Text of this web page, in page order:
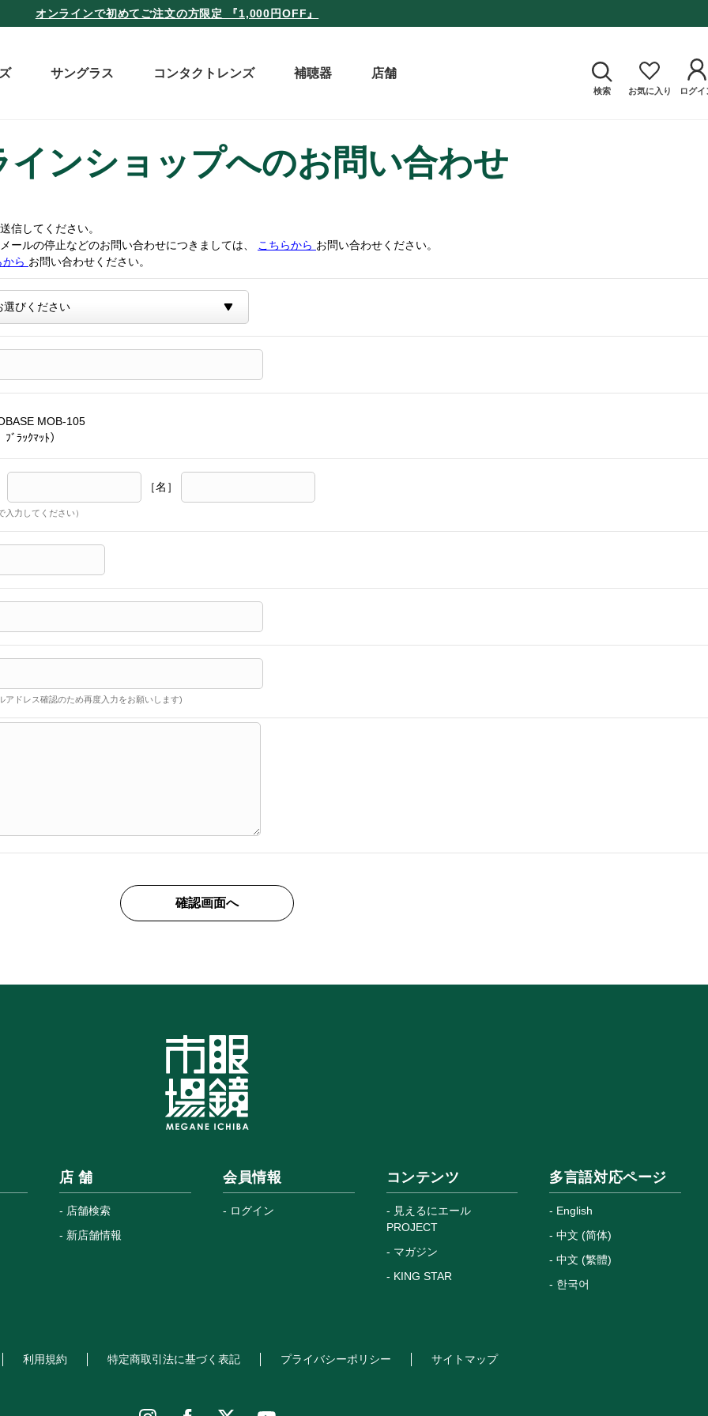
オンラインで初めてご注文の方限定 『1,000円OFF』
サングラス コンタクトレンズ 補聴器 店舗
検索 お気に入り ログイ
インショップへのお問い合わせ
信してください。
ルの停止などのお問い合わせにつきましては、
こちらから お問い合わせください。
ら お問い合わせください。
MOB-105
ﾗｯｸﾏｯﾄ）
［名］
入力してください）
アドレス確認のため再度入力をお願いします)
店 舗
店舗検索
新店舗情報
会員情報
ログイン
コンテンツ
見えるにエール
PROJECT
マガジン
KING STAR
多言語対応ページ
English
中文 (简体)
中文 (繁體)
한국어
利用規約 特定商取引法に基づく表記 プライバシーポリシー サイトマップ